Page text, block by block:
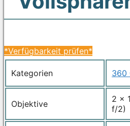
*Verfügbarkeit prüfen*
Kategorien 360
Objektive
2 x
f/2)